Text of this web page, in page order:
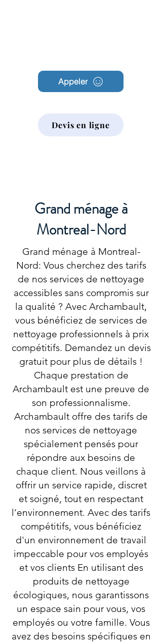
Appeler
Devis en ligne
Grand ménage à
Montreal-Nord
Grand ménage à Montreal-
Nord: Vous cherchez des tarifs
de nos services de nettoyage
accessibles sans compromis sur
la qualité ? Avec Archambault,
vous bénéficiez de services de
nettoyage professionnels à prix
compétitifs. Demandez un devis
gratuit pour plus de détails !
Chaque prestation de
Archambault est une preuve de
son professionnalisme.
Archambault offre des tarifs de
nos services de nettoyage
spécialement pensés pour
répondre aux besoins de
chaque client. Nous veillons à
offrir un service rapide, discret
et soigné, tout en respectant
l’environnement. Avec des tarifs
compétitifs, vous bénéficiez
d'un environnement de travail
impeccable pour vos employés
et vos clients En utilisant des
produits de nettoyage
écologiques, nous garantissons
un espace sain pour vous, vos
employés ou votre famille. Vous
avez des besoins spécifiques en